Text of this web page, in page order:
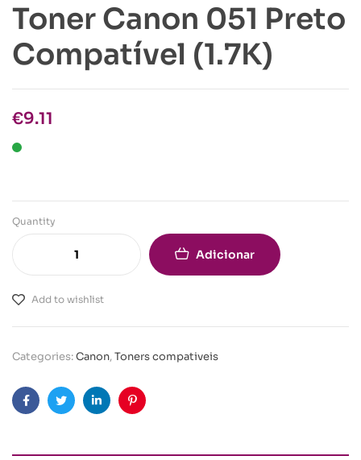
Toner Canon 051 Preto
Compatível (1.7K)
€9.11
Quantity
Adicionar
Add to wishlist
Categories:Canon,Toners compativeis
FacebookTwitterLinkedinPinterest